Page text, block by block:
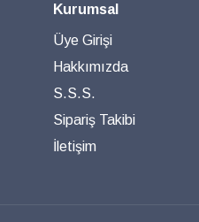
Kurumsal
Üye Girişi
Hakkımızda
S.S.S.
Sipariş Takibi
İletişim